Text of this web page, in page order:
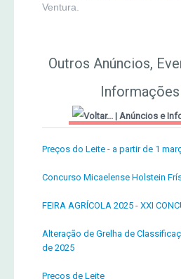
Ventura.
Outros Anúncios,
| Anúncios e
Preços do Leite - a partir de 1
Concurso Micaelense Holstein
FEIRA AGRÍCOLA 2025 - XXI
Alteração de Grelha de
de 2025
Preços de Leite